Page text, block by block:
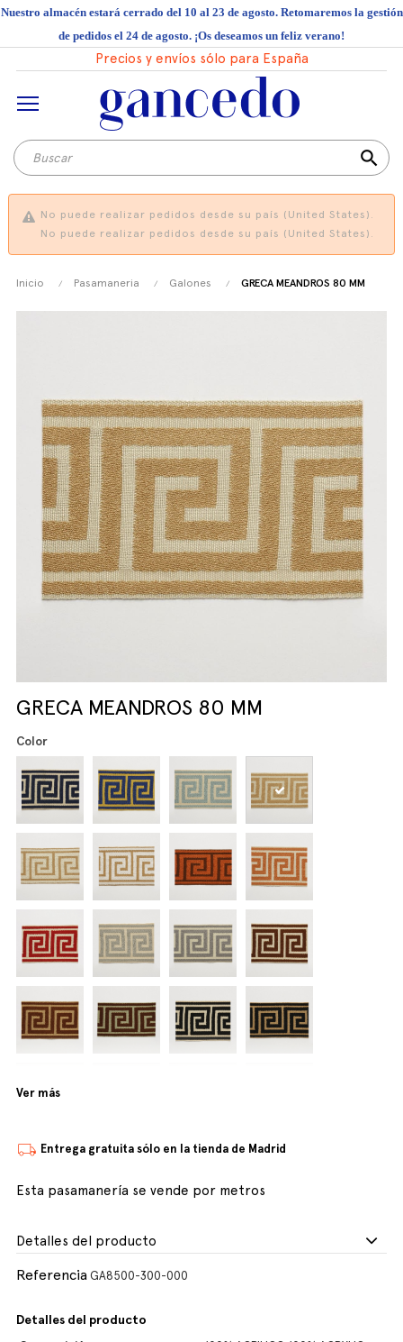
Nuestro almacén estará cerrado del 10 al 23 de agosto. Retomaremos la gestión
de pedidos el 24 de agosto. ¡Os deseamos un feliz verano!
Precios y envíos sólo para España
search
No puede realizar pedidos desde su país (United States).
No puede realizar pedidos desde su país (United States).
Inicio Pasamaneria Galones GRECA MEANDROS 80 MM
GRECA MEANDROS 80 MM
Color
Ver más
Entrega gratuita sólo en la tienda de Madrid
Esta pasamanería se vende por metros
Detalles del producto
Referencia GA8500-300-000
Detalles del producto